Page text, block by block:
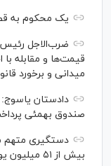
یک محکوم به
ضرب‌الاجل رئیس
قیمت‌ها و مقابله با
میدانی و برخورد
صندوق بهمئی
دستگیری متهم
بیش از ۵۱ میلیون یورو عدم رفع تعهد ارزی متهم